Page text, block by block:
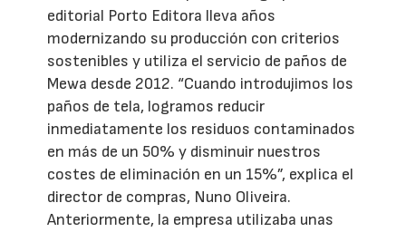
editorial Porto Editora lleva años
modernizando su producción con criterios
sostenibles y utiliza el servicio de paños de
Mewa desde 2012. “Cuando introdujimos los
paños de tela, logramos reducir
inmediatamente los residuos contaminados
en más de un 50% y disminuir nuestros
costes de eliminación en un 15%”, explica el
director de compras, Nuno Oliveira.
Anteriormente, la empresa utilizaba unas